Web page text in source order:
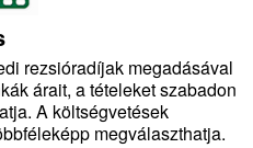
rezsióradíjak megadásával
árait, a tételeket szabadon
A költségvetések
megválaszthatja.